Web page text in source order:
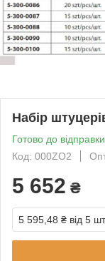
Набір
Готово до
Код: 000ZO2
5 652 ₴
5 595,48 ₴ від 5